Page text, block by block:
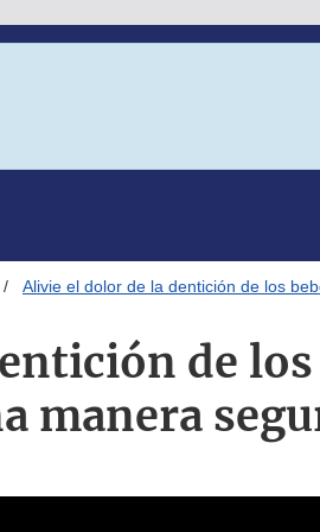
Alivie el dolor de la dentición de los
de los
manera